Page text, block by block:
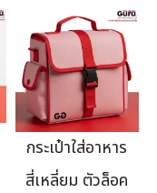
กระเป๋าใส่อาหาร
สี่เหลี่ยม ตัวล็อค